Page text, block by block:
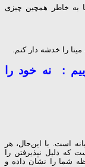
به خاطر همچین چیزی
را خدشه دار کنم.
: نه خود را
است. با این‌حال، هر
دلیل نپذیرفتن را
شما را نشان داده و